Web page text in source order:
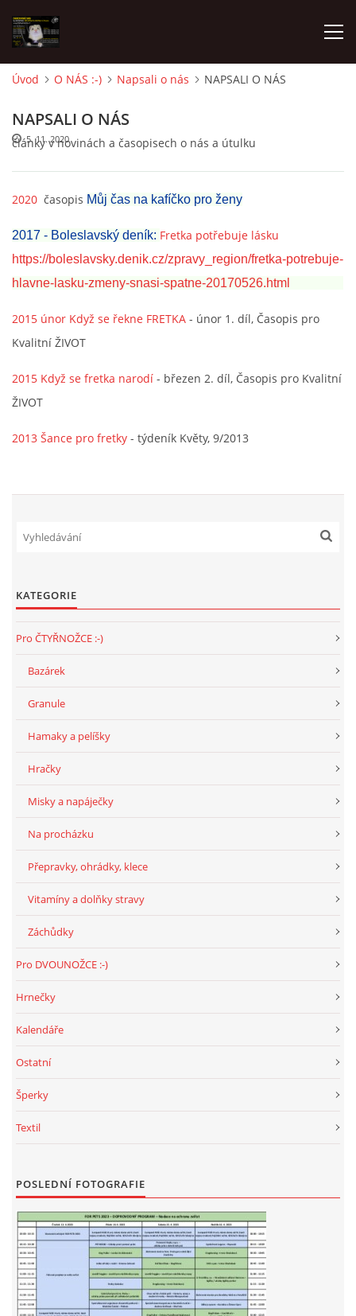
FRETKY V ÚTULKU
K ADOPCI
V PÉČI
V NOVÝCH DOMOVECH
PODMÍNKY PŘEVZETÍ FRETKY.
CHCI SI POŘÍDIT FRETKU
NEMOCI FRETEK
JAK FRETKA BYDLÍ
JEDNA ČÍ VÍCE FRETEK?
KASTRACE
STRAVA
PODPORA
O NÁS :-)
VÝROČNÍ ZPRÁVY
Úvod O NÁS :-) Napsali o nás NAPSALI O NÁS
NAPSALI O NÁS
články v novinách a časopisech o nás a útulku
5. 11. 2020
2020 časopis Můj čas na kafíčko pro ženy
2017 - Boleslavský deník: Fretka potřebuje lásku
https://boleslavsky.denik.cz/zpravy_region/fretka-potrebuje-
hlavne-lasku-zmeny-snasi-spatne-20170526.html
2015 únor Když se řekne FRETKA - únor 1. díl, Časopis pro
Kvalitní ŽIVOT
2015 Když se fretka narodí - březen 2. díl, Časopis pro Kvalitní
ŽIVOT
2013 Šance pro fretky - týdeník Květy, 9/2013
KATEGORIE
Pro ČTYŘNOŽCE :-)
Bazárek
Granule
Hamaky a pelíšky
Hračky
Misky a napáječky
Na procházku
Přepravky, ohrádky, klece
Vitamíny a dolňky stravy
Záchůdky
Pro DVOUNOŽCE :-)
Hrnečky
Kalendáře
Ostatní
Šperky
Textil
POSLEDNÍ FOTOGRAFIE